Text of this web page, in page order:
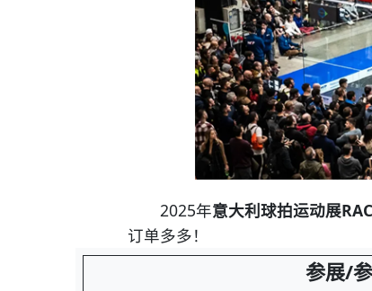
2025年意大利球拍运动展
订单多多！
参展/